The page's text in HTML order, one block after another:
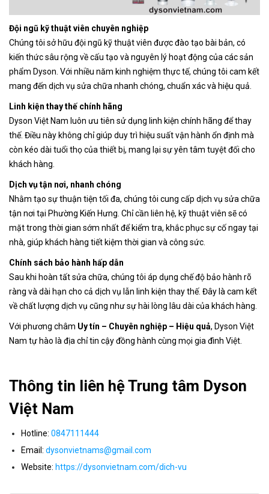
Đội ngũ kỹ thuật viên chuyên nghiệp
Chúng tôi sở hữu đội ngũ kỹ thuật viên được đào tạo bài bản, có
kiến thức sâu rộng về cấu tạo và nguyên lý hoạt động của các sản
phẩm Dyson. Với nhiều năm kinh nghiệm thực tế, chúng tôi cam kết
mang đến dịch vụ sửa chữa nhanh chóng, chuẩn xác và hiệu quả.
Linh kiện thay thế chính hãng
Dyson Việt Nam luôn ưu tiên sử dụng linh kiện chính hãng để thay
thế. Điều này không chỉ giúp duy trì hiệu suất vận hành ổn định mà
còn kéo dài tuổi thọ của thiết bị, mang lại sự yên tâm tuyệt đối cho
khách hàng.
Dịch vụ tận nơi, nhanh chóng
Nhằm tạo sự thuận tiện tối đa, chúng tôi cung cấp dịch vụ sửa chữa
tận nơi tại Phường Kiến Hưng. Chỉ cần liên hệ, kỹ thuật viên sẽ có
mặt trong thời gian sớm nhất để kiểm tra, khắc phục sự cố ngay tại
nhà, giúp khách hàng tiết kiệm thời gian và công sức.
Chính sách bảo hành hấp dẫn
Sau khi hoàn tất sửa chữa, chúng tôi áp dụng chế độ bảo hành rõ
ràng và dài hạn cho cả dịch vụ lẫn linh kiện thay thế. Đây là cam kết
về chất lượng dịch vụ cũng như sự hài lòng lâu dài của khách hàng.
Với phương châm Uy tín – Chuyên nghiệp – Hiệu quả, Dyson Việt
Nam tự hào là địa chỉ tin cậy đồng hành cùng mọi gia đình Việt.
Thông tin liên hệ Trung tâm Dyson
Việt Nam
Hotline: 0847111444
Email: dysonvietnams@gmail.com
Website: https://dysonvietnam.com/dich-vu